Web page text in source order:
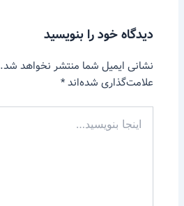
دیدگاه‌ خود را بنویسید
نشانی ایمیل شما منتشر نخواهد شد.
علامت‌گذاری شده‌اند*
بنویسید…